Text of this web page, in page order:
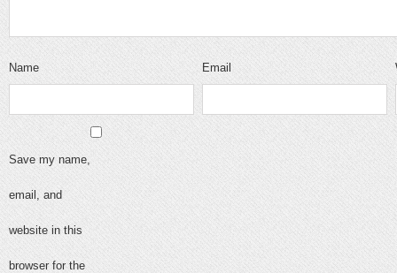
Name Email
Save my name,
email, and
website in this
browser for the